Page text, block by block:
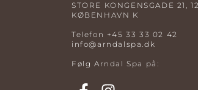
STORE KONGENSGADE 21,
KØBENHAVN K
Telefon +45 33 33 02 42
info@arndalspa.dk
Følg Arndal Spa på: